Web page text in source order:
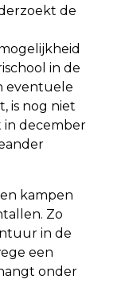
de
in de
eventuele
is nog niet
in december
kampen
Zo
in de
een
onder